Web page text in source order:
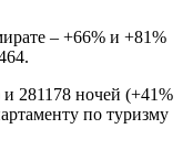
– +66% и +81%
281178 ночей (+41%
по туризму